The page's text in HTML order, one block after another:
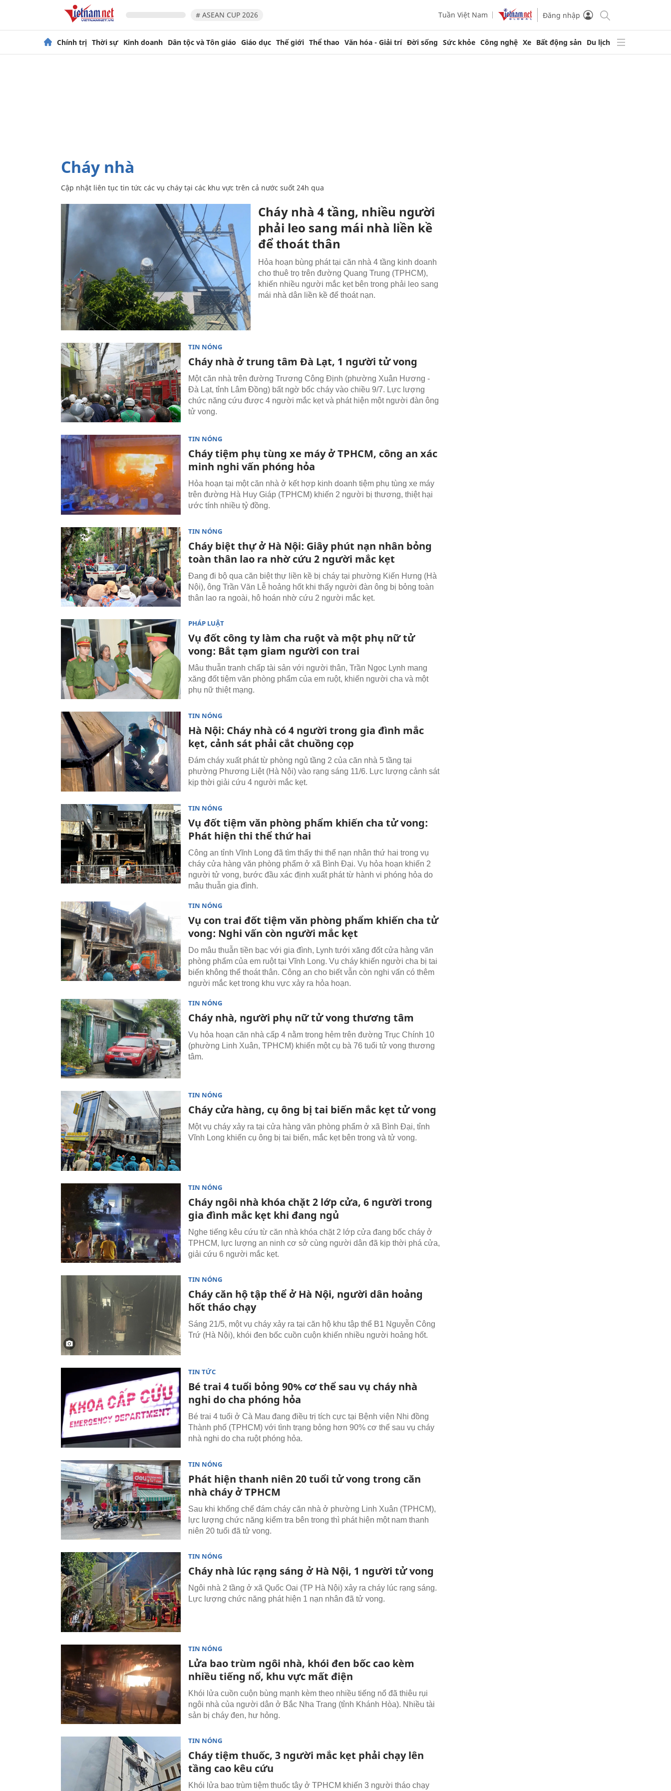
# ASEAN CUP 2026 Tuần Việt Nam Đăng nhập
Chính trị Thời sự Kinh doanh Dân tộc và Tôn giáo Giáo dục Thế giới Thể thao Văn hóa - Giải trí Đời sống Sức khỏe Công nghệ Xe Bất động sản Du lịch
cháy nhà
Cập nhật liên tục tin tức các vụ cháy tại các khu vực trên cả nước suốt 24h qua
Cháy nhà 4 tầng, nhiều người
phải leo sang mái nhà liền kề
để thoát thân
Hỏa hoạn bùng phát tại căn nhà 4 tầng kinh doanh
cho thuê trọ trên đường Quang Trung (TPHCM),
khiến nhiều người mắc kẹt bên trong phải leo sang
mái nhà dân liền kề để thoát nạn.
TIN NÓNG
Cháy nhà ở trung tâm Đà Lạt, 1 người tử vong
Một căn nhà trên đường Trương Công Định (phường Xuân Hương -
Đà Lạt, tỉnh Lâm Đồng) bất ngờ bốc cháy vào chiều 9/7. Lực lượng
chức năng cứu được 4 người mắc kẹt và phát hiện một người đàn ông
tử vong.
TIN NÓNG
Cháy tiệm phụ tùng xe máy ở TPHCM, công an xác
minh nghi vấn phóng hỏa
Hỏa hoạn tại một căn nhà ở kết hợp kinh doanh tiệm phụ tùng xe máy
trên đường Hà Huy Giáp (TPHCM) khiến 2 người bị thương, thiệt hại
ước tính nhiều tỷ đồng.
TIN NÓNG
Cháy biệt thự ở Hà Nội: Giây phút nạn nhân bỏng
toàn thân lao ra nhờ cứu 2 người mắc kẹt
Đang đi bộ qua căn biệt thự liền kề bị cháy tại phường Kiến Hưng (Hà
Nội), ông Trần Văn Lễ hoảng hốt khi thấy người đàn ông bị bỏng toàn
thân lao ra ngoài, hô hoán nhờ cứu 2 người mắc kẹt.
PHÁP LUẬT
Vụ đốt công ty làm cha ruột và một phụ nữ tử
vong: Bắt tạm giam người con trai
Mâu thuẫn tranh chấp tài sản với người thân, Trần Ngọc Lynh mang
xăng đốt tiệm văn phòng phẩm của em ruột, khiến người cha và một
phụ nữ thiệt mạng.
TIN NÓNG
Hà Nội: Cháy nhà có 4 người trong gia đình mắc
kẹt, cảnh sát phải cắt chuồng cọp
Đám cháy xuất phát từ phòng ngủ tầng 2 của căn nhà 5 tầng tại
phường Phương Liệt (Hà Nội) vào rạng sáng 11/6. Lực lượng cảnh sát
kịp thời giải cứu 4 người mắc kẹt.
TIN NÓNG
Vụ đốt tiệm văn phòng phẩm khiến cha tử vong:
Phát hiện thi thể thứ hai
Công an tỉnh Vĩnh Long đã tìm thấy thi thể nạn nhân thứ hai trong vụ
cháy cửa hàng văn phòng phẩm ở xã Bình Đại. Vụ hỏa hoạn khiến 2
người tử vong, bước đầu xác định xuất phát từ hành vi phóng hỏa do
mâu thuẫn gia đình.
TIN NÓNG
Vụ con trai đốt tiệm văn phòng phẩm khiến cha tử
vong: Nghi vấn còn người mắc kẹt
Do mâu thuẫn tiền bạc với gia đình, Lynh tưới xăng đốt cửa hàng văn
phòng phẩm của em ruột tại Vĩnh Long. Vụ cháy khiến người cha bị tai
biến không thể thoát thân. Công an cho biết vẫn còn nghi vấn có thêm
người mắc kẹt trong khu vực xảy ra hỏa hoạn.
TIN NÓNG
Cháy nhà, người phụ nữ tử vong thương tâm
Vụ hỏa hoạn căn nhà cấp 4 nằm trong hẻm trên đường Trục Chính 10
(phường Linh Xuân, TPHCM) khiến một cụ bà 76 tuổi tử vong thương
tâm.
TIN NÓNG
Cháy cửa hàng, cụ ông bị tai biến mắc kẹt tử vong
Một vụ cháy xảy ra tại cửa hàng văn phòng phẩm ở xã Bình Đại, tỉnh
Vĩnh Long khiến cụ ông bị tai biến, mắc kẹt bên trong và tử vong.
TIN NÓNG
Cháy ngôi nhà khóa chặt 2 lớp cửa, 6 người trong
gia đình mắc kẹt khi đang ngủ
Nghe tiếng kêu cứu từ căn nhà khóa chặt 2 lớp cửa đang bốc cháy ở
TPHCM, lực lượng an ninh cơ sở cùng người dân đã kịp thời phá cửa,
giải cứu 6 người mắc kẹt.
TIN NÓNG
Cháy căn hộ tập thể ở Hà Nội, người dân hoảng
hốt tháo chạy
Sáng 21/5, một vụ cháy xảy ra tại căn hộ khu tập thể B1 Nguyễn Công
Trứ (Hà Nội), khói đen bốc cuồn cuộn khiến nhiều người hoảng hốt.
TIN TỨC
Bé trai 4 tuổi bỏng 90% cơ thể sau vụ cháy nhà
nghi do cha phóng hỏa
Bé trai 4 tuổi ở Cà Mau đang điều trị tích cực tại Bệnh viện Nhi đồng
Thành phố (TPHCM) với tình trạng bỏng hơn 90% cơ thể sau vụ cháy
nhà nghi do cha ruột phóng hỏa.
TIN NÓNG
Phát hiện thanh niên 20 tuổi tử vong trong căn
nhà cháy ở TPHCM
Sau khi khống chế đám cháy căn nhà ở phường Linh Xuân (TPHCM),
lực lượng chức năng kiểm tra bên trong thì phát hiện một nam thanh
niên 20 tuổi đã tử vong.
TIN NÓNG
Cháy nhà lúc rạng sáng ở Hà Nội, 1 người tử vong
Ngôi nhà 2 tầng ở xã Quốc Oai (TP Hà Nội) xảy ra cháy lúc rạng sáng.
Lực lượng chức năng phát hiện 1 nạn nhân đã tử vong.
TIN NÓNG
Lửa bao trùm ngôi nhà, khói đen bốc cao kèm
nhiều tiếng nổ, khu vực mất điện
Khói lửa cuồn cuộn bùng mạnh kèm theo nhiều tiếng nổ đã thiêu rụi
ngôi nhà của người dân ở Bắc Nha Trang (tỉnh Khánh Hòa). Nhiều tài
sản bị cháy đen, hư hỏng.
TIN NÓNG
Cháy tiệm thuốc, 3 người mắc kẹt phải chạy lên
tầng cao kêu cứu
Khói lửa bao trùm tiệm thuốc tây ở TPHCM khiến 3 người tháo chạy